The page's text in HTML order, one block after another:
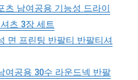
츠 남여공용 기능성 드라이
츠 3장 세트
면 프린팅 반팔티 반팔티셔
여공용 30수 라운드넥 반팔